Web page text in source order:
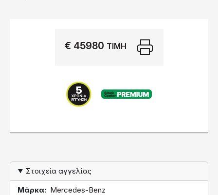
€ 45980 ΤΙΜΉ Εκτύπωση
PREMIUM
Στοιχεία αγγελίας
Μάρκα Mercedes-Benz